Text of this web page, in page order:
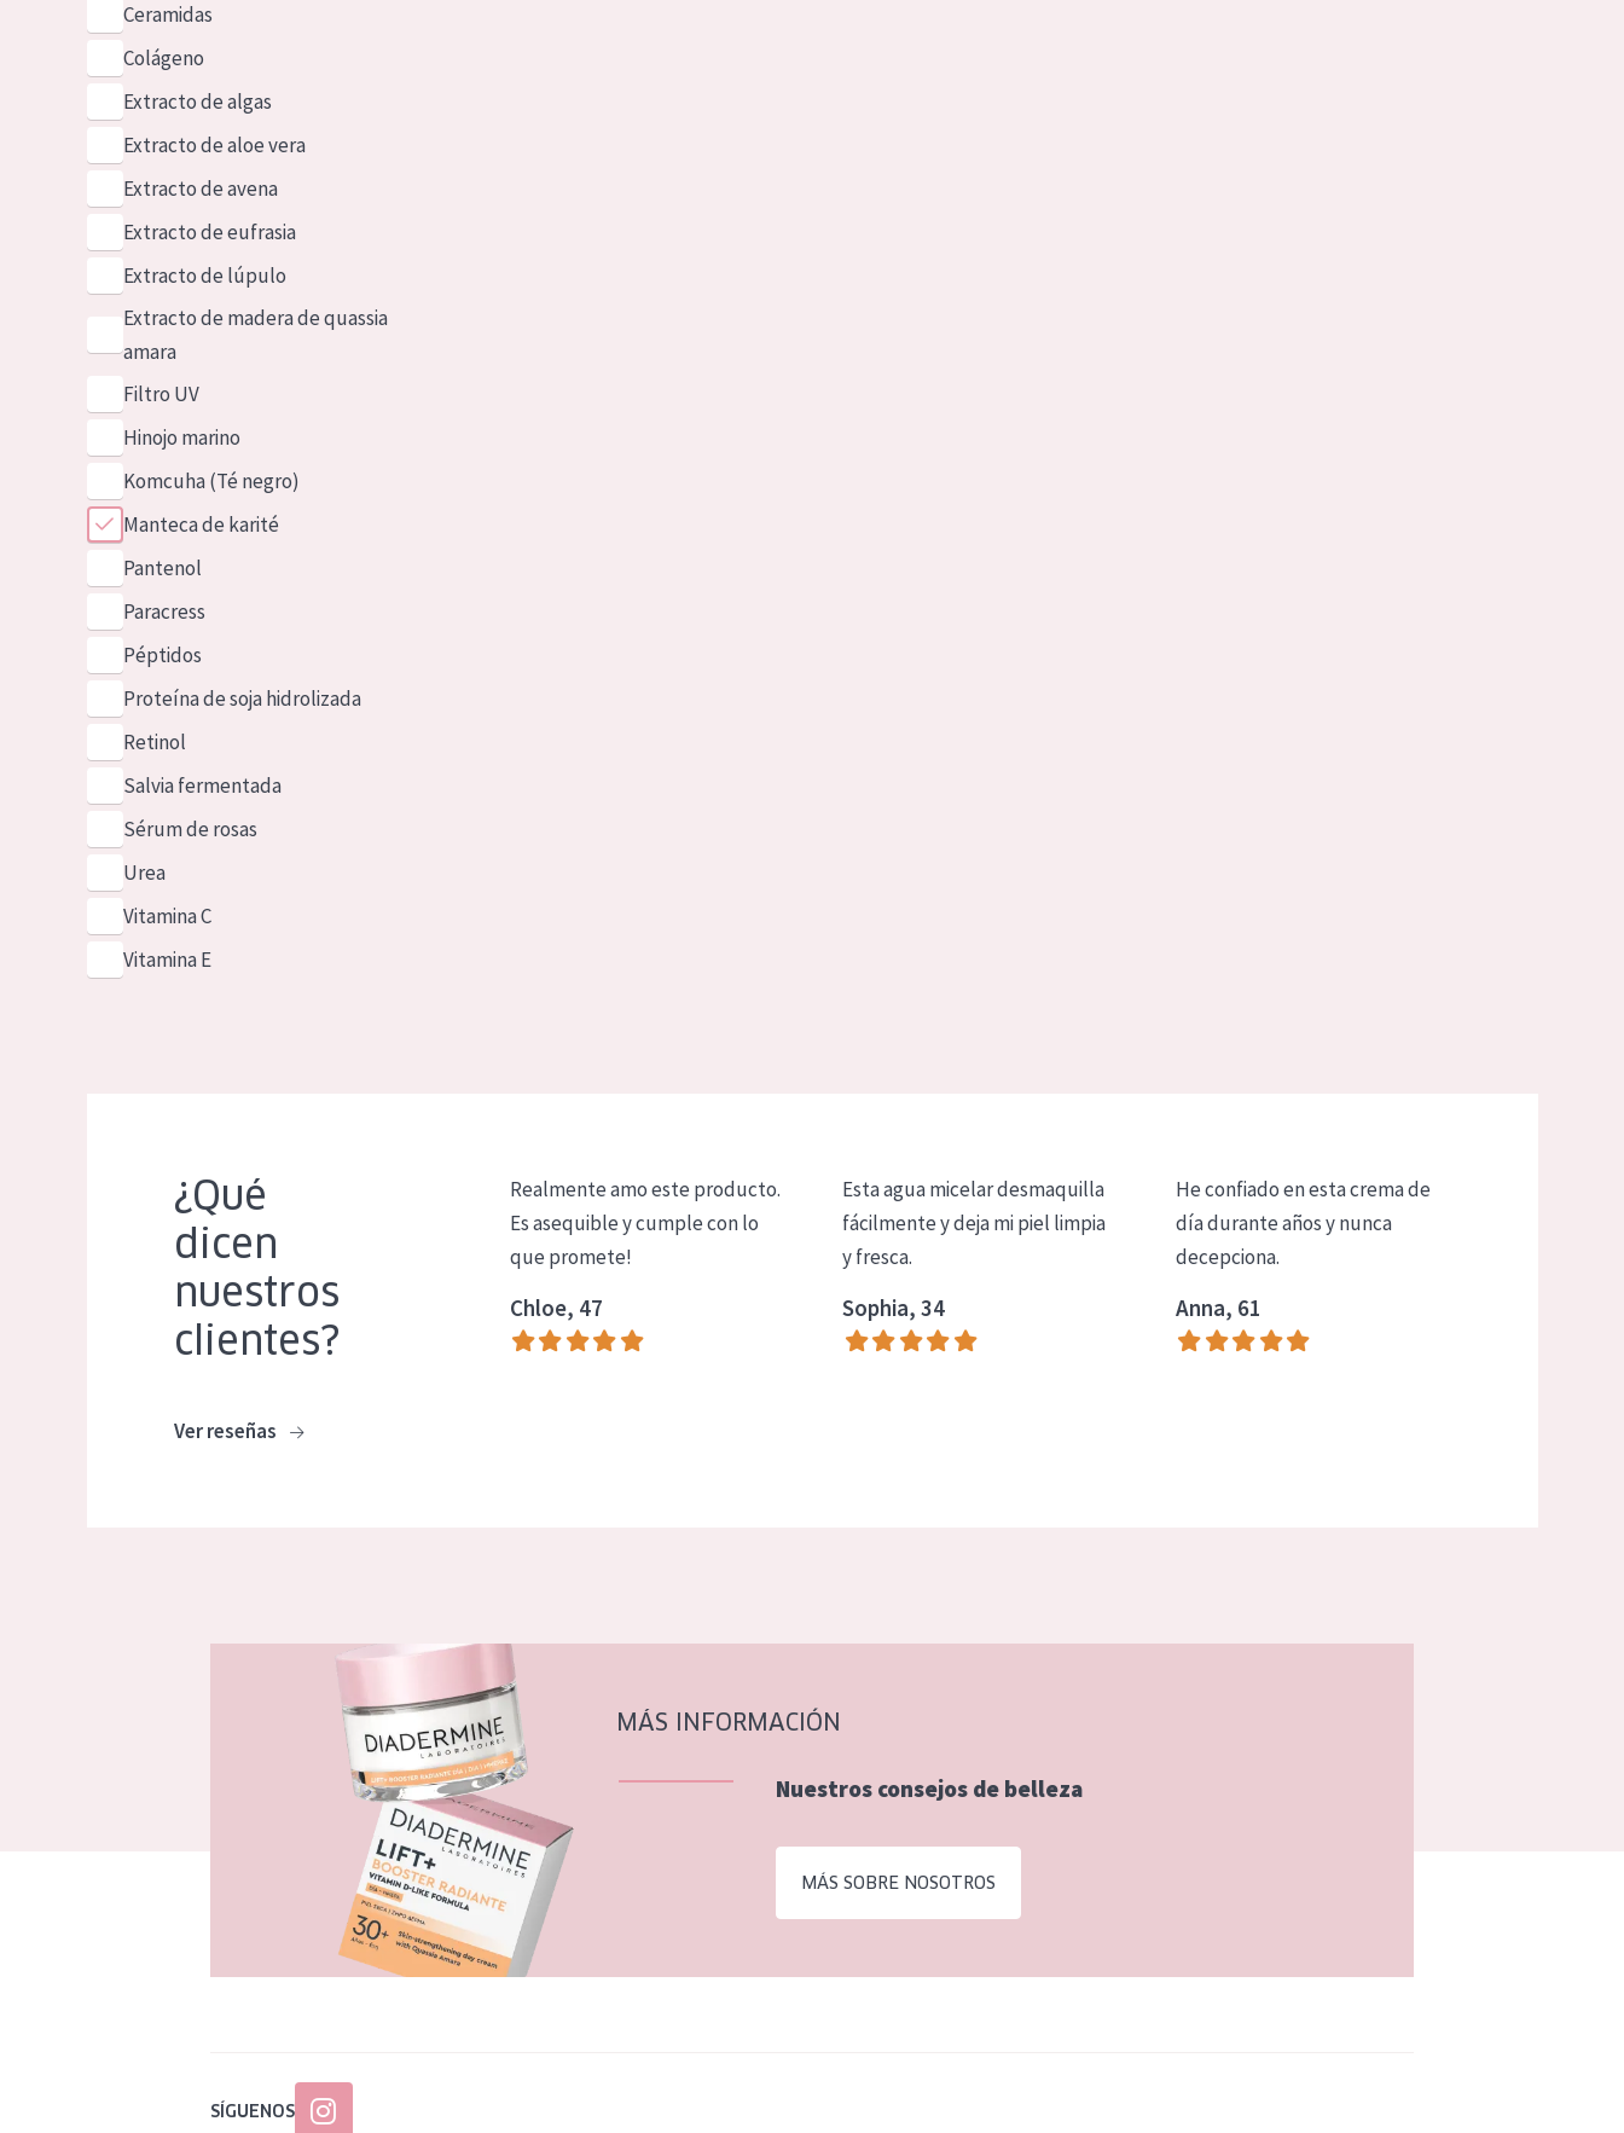
Ceramidas
Colágeno
Extracto de algas
Extracto de aloe vera
Extracto de avena
Extracto de eufrasia
Extracto de lúpulo
Extracto de madera de quassia
amara
Filtro UV
Hinojo marino
Komcuha (Té negro)
Manteca de karité
Pantenol
Paracress
Péptidos
Proteína de soja hidrolizada
Retinol
Salvia fermentada
Sérum de rosas
Urea
Vitamina C
Vitamina E
¿Qué
dicen
nuestros
clientes?
Ver reseñas
Realmente amo este producto.
Es asequible y cumple con lo
que promete!
Chloe, 47
Esta agua micelar desmaquilla
fácilmente y deja mi piel limpia
y fresca.
Sophia, 34
He confiado en esta crema de
día durante años y nunca
decepciona.
Anna, 61
MÁS INFORMACIÓN
Nuestros consejos de belleza
MÁS SOBRE NOSOTROS
SÍGUENOS